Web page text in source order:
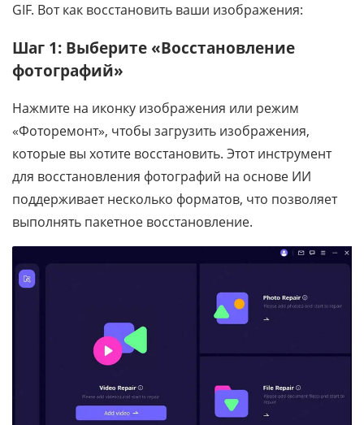
GIF. Вот как восстановить ваши изображения:
Шаг 1: Выберите «Восстановление
фотографий»
Нажмите на иконку изображения или режим
«Фоторемонт», чтобы загрузить изображения,
которые вы хотите восстановить. Этот инструмент
для восстановления фотографий на основе ИИ
поддерживает несколько форматов, что позволяет
выполнять пакетное восстановление.